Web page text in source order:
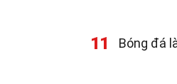
11 Bóng đá